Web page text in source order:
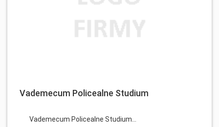
Vademecum Policealne Studium
Vademecum Policealne Studium...